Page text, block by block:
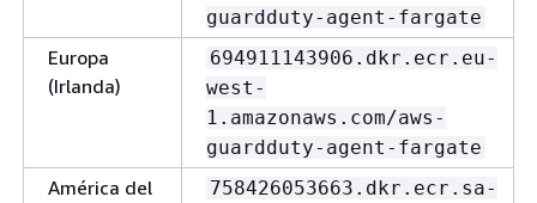
guardduty-agent-fargate
Europa
(Irlanda)
694911143906.dkr.ecr.eu-
west-
1.amazonaws.com/aws-
guardduty-agent-fargate
América del
758426053663.dkr.ecr.sa-